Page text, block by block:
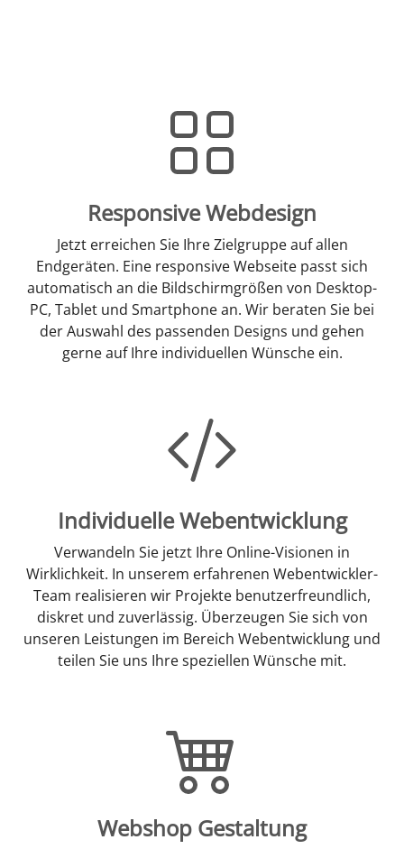
Responsive Webdesign
Jetzt erreichen Sie Ihre Zielgruppe auf allen
Endgeräten. Eine responsive Webseite passt sich
automatisch an die Bildschirmgrößen von Desktop-
PC, Tablet und Smartphone an. Wir beraten Sie bei
der Auswahl des passenden Designs und gehen
gerne auf Ihre individuellen Wünsche ein.
Individuelle Webentwicklung
Verwandeln Sie jetzt Ihre Online-Visionen in
Wirklichkeit. In unserem erfahrenen Webentwickler-
Team realisieren wir Projekte benutzerfreundlich,
diskret und zuverlässig. Überzeugen Sie sich von
unseren Leistungen im Bereich Webentwicklung und
teilen Sie uns Ihre speziellen Wünsche mit.
Webshop Gestaltung